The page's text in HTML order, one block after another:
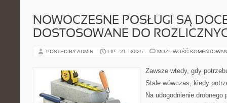
NOWOCZESNE POSŁUGI SĄ
DOSTOSOWANE DO
POSTED BY ADMIN LIP - 21 - 2025 MOŻLIWOŚĆ
Zawsze wtedy, gdy
Stale wówczas, kiedy
Na udogodnienie drobnego